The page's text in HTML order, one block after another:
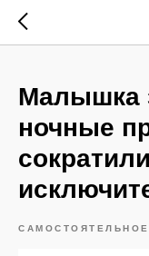
Малышка
ночные